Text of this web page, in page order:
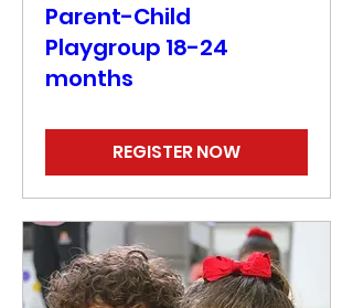
Parent-Child
Playgroup 18-24
months
REGISTER NOW